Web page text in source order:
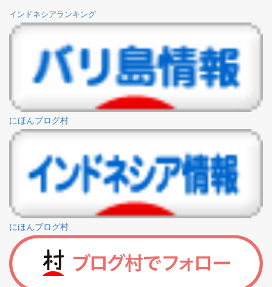
にほんブログ村
にほんブログ村
HOME >
/home/r8919036/public_html/indonesialove.com/wp-
content/themes/mblog_ver3/breadcrumb.php on line